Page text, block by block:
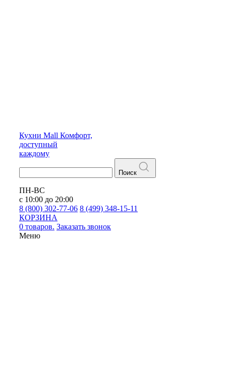
Кухни Mall Комфорт,
доступный
каждому
Поиск
ПН-ВС
с 10:00 до 20:00
8 (800) 302-77-06 8 (499) 348-15-11
КОРЗИНА
0 товаров. Заказать звонок
Меню